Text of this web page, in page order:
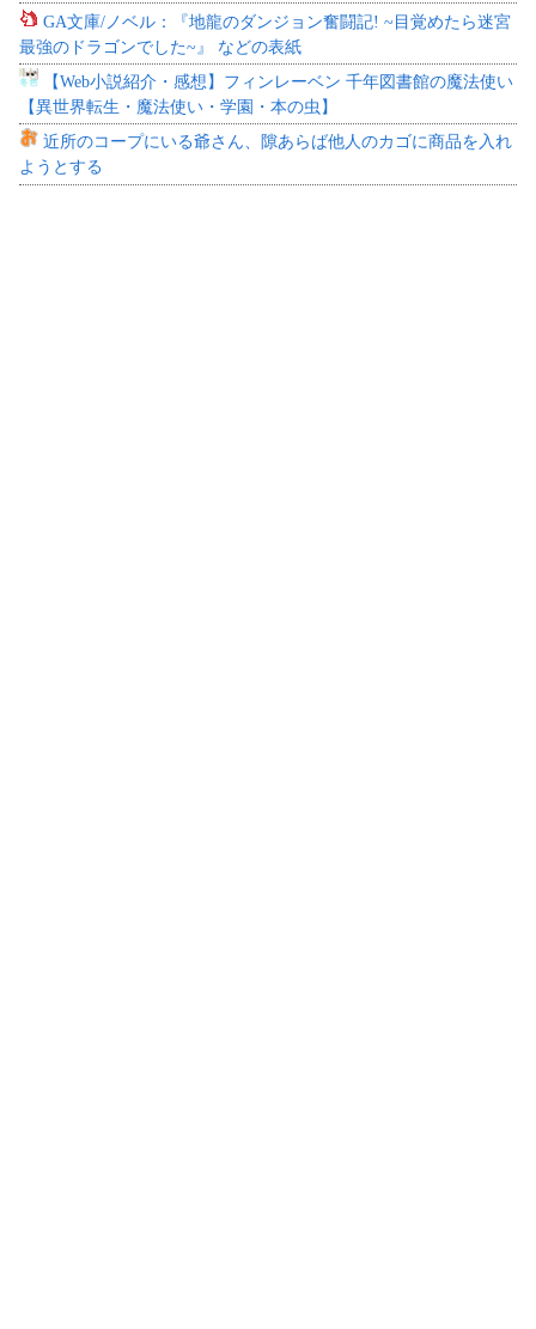
GA文庫/ノベル：『地龍のダンジョン奮闘記! ~目覚めたら迷宮
最強のドラゴンでした~』 などの表紙
【Web小説紹介・感想】フィンレーベン 千年図書館の魔法使い
【異世界転生・魔法使い・学園・本の虫】
近所のコープにいる爺さん、隙あらば他人のカゴに商品を入れ
ようとする